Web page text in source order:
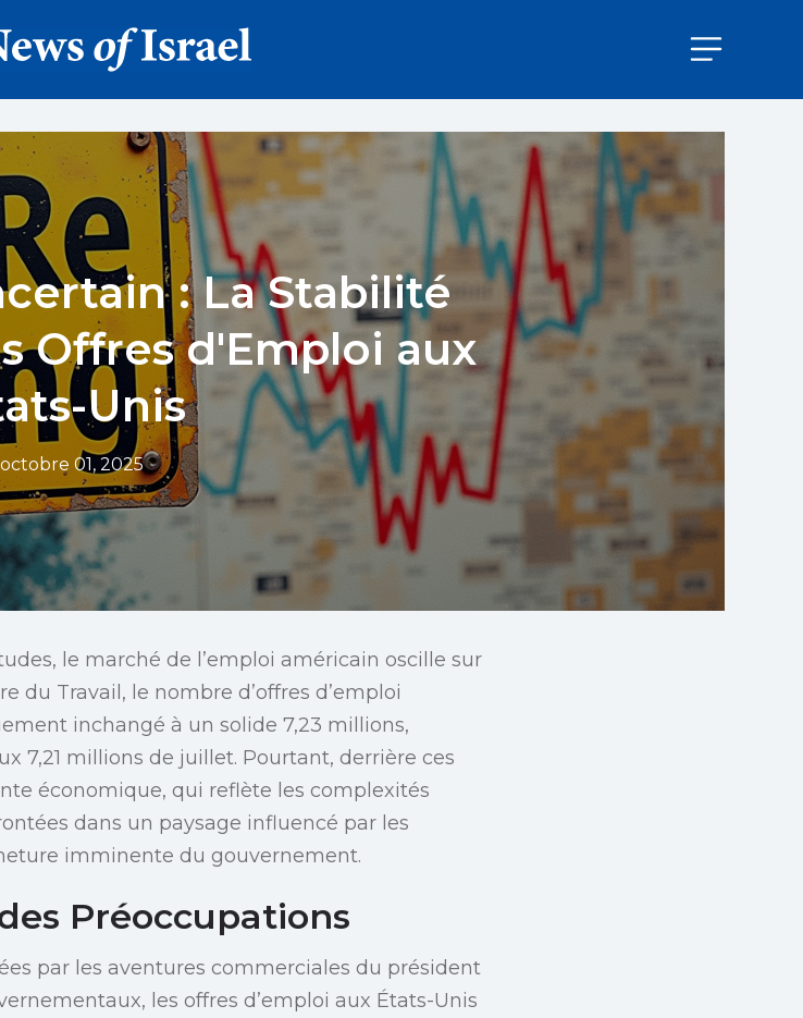
: La Stabilité
Offres d'Emploi aux
Unis
octobre 01, 2025
le marché de l’emploi américain oscille sur
du Travail, le nombre d’offres d’emploi
inchangé à un solide 7,23 millions,
7,21 millions de juillet. Pourtant, derrière ces
économique, qui reflète les complexités
dans un paysage influencé par les
imminente du gouvernement.
Préoccupations
par les aventures commerciales du président
les offres d’emploi aux États-Unis